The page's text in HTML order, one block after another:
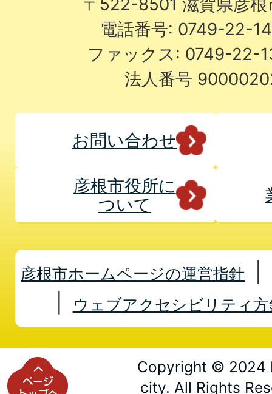
電話番号: 0749-22-
ファックス: 0749-22-
法人番号
お問い合わせ
彦根市役所に
ついて
彦根市ホームページの運営指針
ウェブアクセシビリティ方
Copyright © 2024
city. All Rights